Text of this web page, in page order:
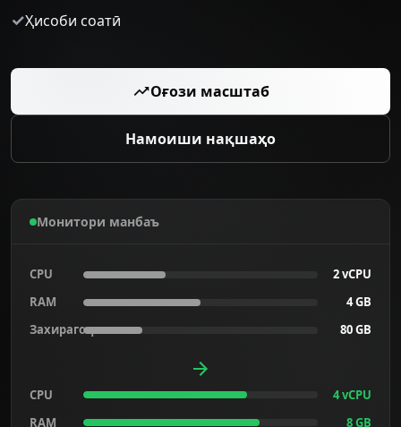
✓Ҳисоби соатӣ
Оғози масштаб
Намоиши нақшаҳо
Монитори манбаъ
CPU
2 vCPU
RAM
4 GB
Захирагоҳ
80 GB
CPU
4 vCPU
RAM
8 GB